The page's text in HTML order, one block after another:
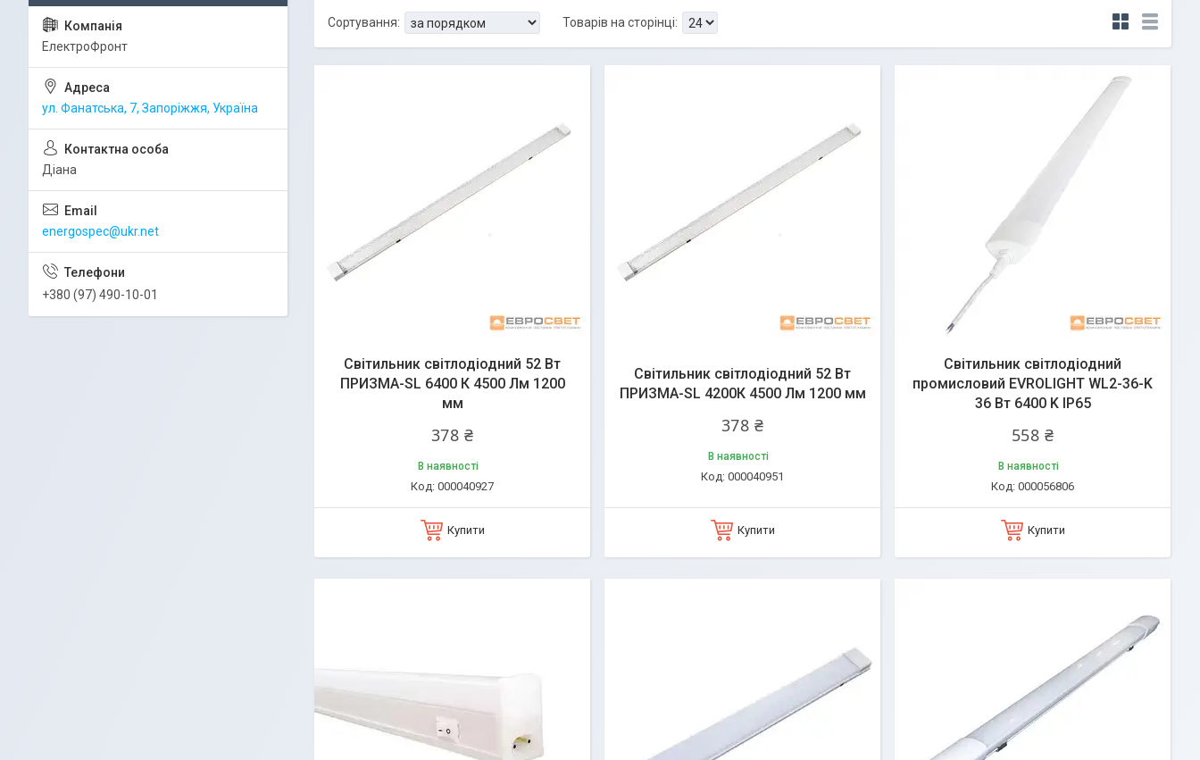
Світильник світлодіодний 52 Вт
ПРИЗМА-SL 6400 К 4500 Лм 1200
мм
378 ₴
В наявності
000040927
Купити
Світильник світлодіодний 52 Вт
ПРИЗМА-SL 4200К 4500 Лм 1200 мм
378 ₴
В наявності
000040951
Купити
Світильник світлодіодний
промисловий EVROLIGHT WL2-36-K
36 Вт 6400 K IP65
558 ₴
В наявності
000056806
Купити
ЕлектроФронт
ул. Фанатська, 7, Запоріжжя, Україна
Діана
energospec@ukr.net
+380 (97) 490-10-01